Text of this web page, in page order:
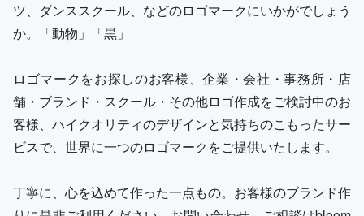
ツ、ダンススクール、などのロゴマークにいかがでしょう
か。「動物」「黒」
ロゴマークをお探しのお客様、企業・会社・事務所・店
舗・ブランド・スクール・その他ロゴ作成をご検討中のお
客様、ハイクオリティのデザインと気持ちのこもったサー
ビスで、世界に一つのロゴマークをご提供いたします。
丁寧に、心を込めて作った一点もの。お客様のブランド作